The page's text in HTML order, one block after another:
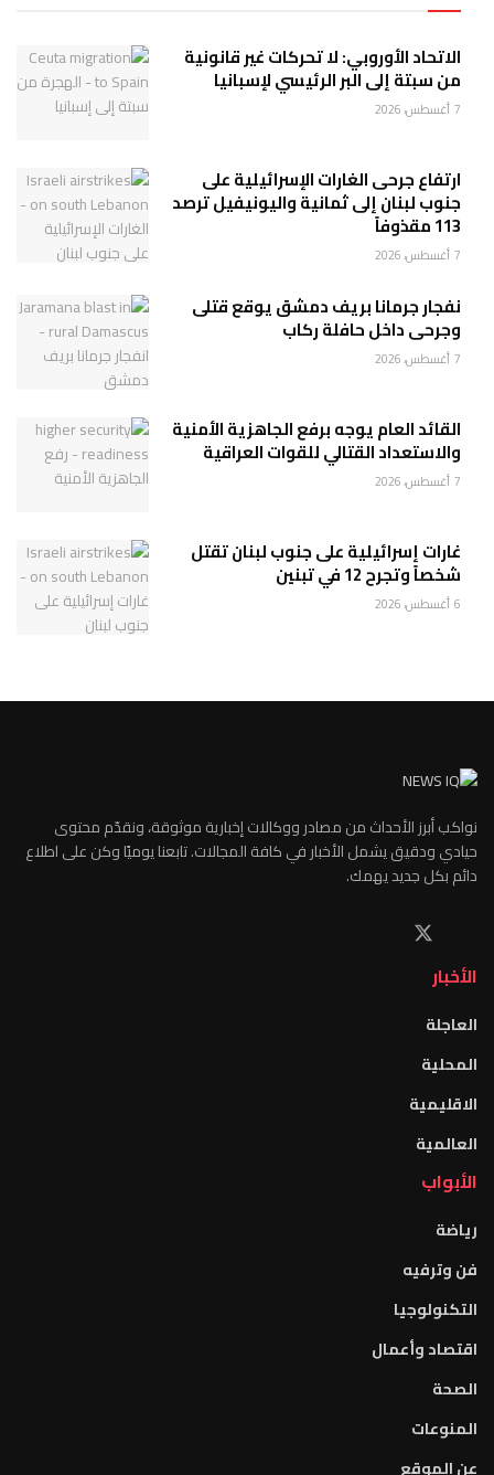
الاتحاد الأوروبي: لا تحركات غير قانونية
من سبتة إلى البر الرئيسي لإسبانيا
7 أغسطس، 2026
ارتفاع جرحى الغارات الإسرائيلية على
جنوب لبنان إلى ثمانية واليونيفيل ترصد
113 مقذوفاً
7 أغسطس، 2026
نفجار جرمانا بريف دمشق يوقع قتلى
وجرحى داخل حافلة ركاب
7 أغسطس، 2026
القائد العام يوجه برفع الجاهزية الأمنية
والاستعداد القتالي للقوات العراقية
7 أغسطس، 2026
غارات إسرائيلية على جنوب لبنان تقتل
شخصاً وتجرح 12 في تبنين
6 أغسطس، 2026
نواكب أبرز الأحداث من مصادر ووكالات إخبارية موثوقة، ونقدّم محتوى
حيادي ودقيق يشمل الأخبار في كافة المجالات. تابعنا يوميًا وكن على اطلاع
دائم بكل جديد يهمك.
الأخبار
العاجلة
المحلية
الاقليمية
العالمية
الأبواب
رياضة
فن وترفيه
التكنولوجيا
اقتصاد وأعمال
الصحة
المنوعات
عن الموقع